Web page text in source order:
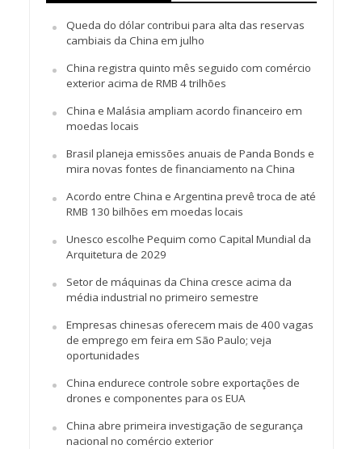
Queda do dólar contribui para alta das reservas
cambiais da China em julho
China registra quinto mês seguido com comércio
exterior acima de RMB 4 trilhões
China e Malásia ampliam acordo financeiro em
moedas locais
Brasil planeja emissões anuais de Panda Bonds e
mira novas fontes de financiamento na China
Acordo entre China e Argentina prevê troca de até
RMB 130 bilhões em moedas locais
Unesco escolhe Pequim como Capital Mundial da
Arquitetura de 2029
Setor de máquinas da China cresce acima da
média industrial no primeiro semestre
Empresas chinesas oferecem mais de 400 vagas
de emprego em feira em São Paulo; veja
oportunidades
China endurece controle sobre exportações de
drones e componentes para os EUA
China abre primeira investigação de segurança
nacional no comércio exterior